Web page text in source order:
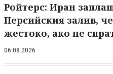
Ройтерс: Иран
Персийския залив,
жестоко, ако не
06.08.2026